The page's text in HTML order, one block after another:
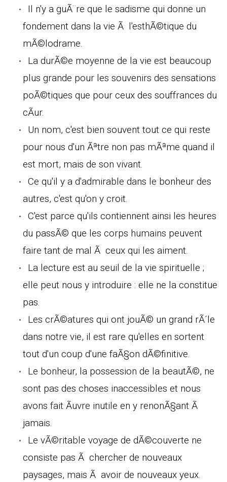
Il n'y a guÃ¨re que le sadisme qui donne un
fondement dans la vie Ã l'esthÃ©tique du
mÃ©lodrame.
La durÃ©e moyenne de la vie est beaucoup
plus grande pour les souvenirs des sensations
poÃ©tiques que pour ceux des souffrances du
cÃur.
Un nom, c'est bien souvent tout ce qui reste
pour nous d'un Ãªtre non pas mÃªme quand il
est mort, mais de son vivant.
Ce qu'il y a d'admirable dans le bonheur des
autres, c'est qu'on y croit.
C'est parce qu'ils contiennent ainsi les heures
du passÃ© que les corps humains peuvent
faire tant de mal Ã ceux qui les aiment.
La lecture est au seuil de la vie spirituelle ;
elle peut nous y introduire : elle ne la constitue
pas.
Les crÃ©atures qui ont jouÃ© un grand rÃ´le
dans notre vie, il est rare qu'elles en sortent
tout d'un coup d'une faÃ§on dÃ©finitive.
Le bonheur, la possession de la beautÃ©, ne
sont pas des choses inaccessibles et nous
avons fait Ãuvre inutile en y renonÃ§ant Ã
jamais.
Le vÃ©ritable voyage de dÃ©couverte ne
consiste pas Ã chercher de nouveaux
paysages, mais Ã avoir de nouveaux yeux.